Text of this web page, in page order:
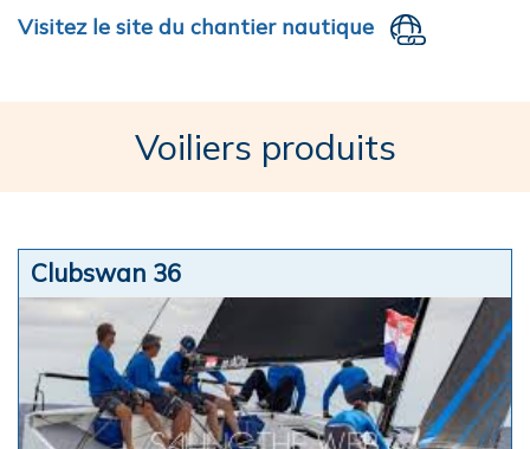
Visitez le site du chantier nautique
Voiliers produits
Clubswan 36